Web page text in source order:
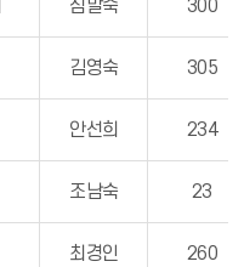
심말숙 300
김영숙 305
안선희 234
조남숙 23
최경인 260